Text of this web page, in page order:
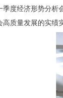
度经济形势分析
高质量发展的实